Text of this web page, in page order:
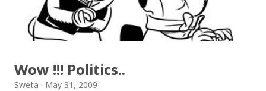
Wow !!! Politics..
Sweta May 31, 2009